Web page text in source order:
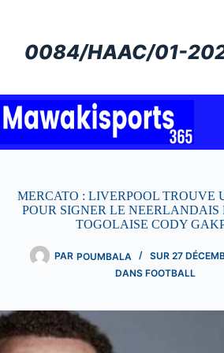
0084/HAAC/01-
MERCATO : LIVERPOOL TROUVE
POUR SIGNER LE NEERLANDAIS
TOGOLAISE CODY
PAR POUMBALA SUR 27
DANS FOOTBALL